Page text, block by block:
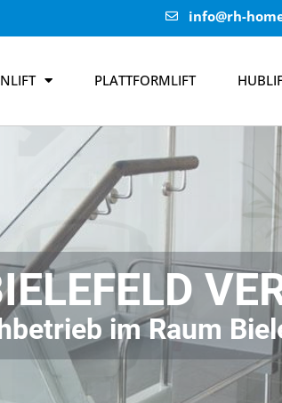
info@rh-
PLATTFORMLIFT
im Raum